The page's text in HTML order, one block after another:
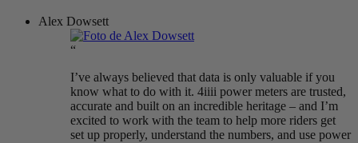
Alex Dowsett
“
I’ve always believed that data is only valuable if you
know what to do with it. 4iiii power meters are trusted,
accurate and built on an incredible heritage – and I’m
excited to work with the team to help more riders get
set up properly, understand the numbers, and use power